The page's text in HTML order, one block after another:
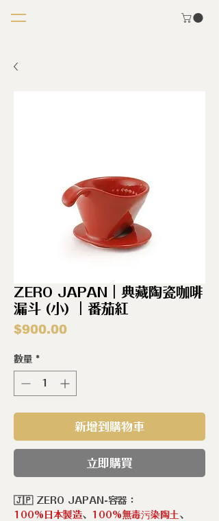
ZERO JAPAN｜典藏陶瓷咖啡
漏斗 (小) ｜番茄紅
$900.00價
數量 *
新增到購物車
立即購買
🇯🇵 ZERO JAPAN-容器：
100%日本製造、 100%無毒污染陶土、